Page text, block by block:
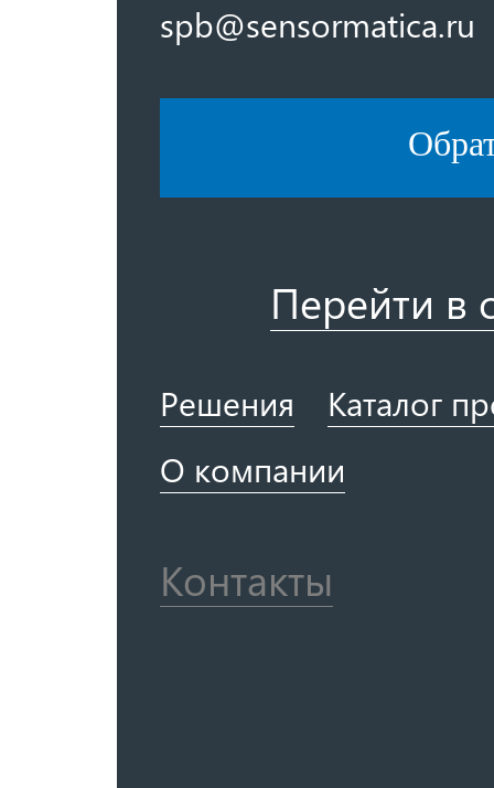
spb@sensormatica.ru
Перейти в
Решения
Каталог
О компании
Контакты